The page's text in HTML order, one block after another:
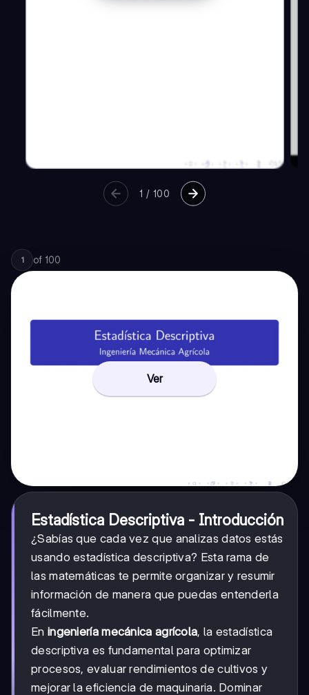
1 / 100
1 of 100
Ver
Estadística Descriptiva - Introducción
¿Sabías que cada vez que analizas datos estás
usando estadística descriptiva? Esta rama de
las matemáticas te permite organizar y resumir
información de manera que puedas entenderla
fácilmente.
En ingeniería mecánica agrícola, la estadística
descriptiva es fundamental para optimizar
procesos, evaluar rendimientos de cultivos y
mejorar la eficiencia de maquinaria. Dominar